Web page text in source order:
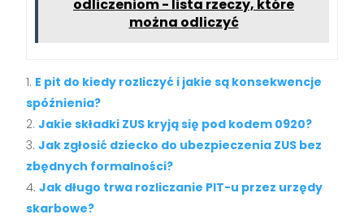
odliczeniom - lista rzeczy, które
można odliczyć
E pit do kiedy rozliczyć i jakie są konsekwencje
spóźnienia?
Jakie składki ZUS kryją się pod kodem 0920?
Jak zgłosić dziecko do ubezpieczenia ZUS bez
zbędnych formalności?
Jak długo trwa rozliczanie PIT-u przez urzędy
skarbowe?